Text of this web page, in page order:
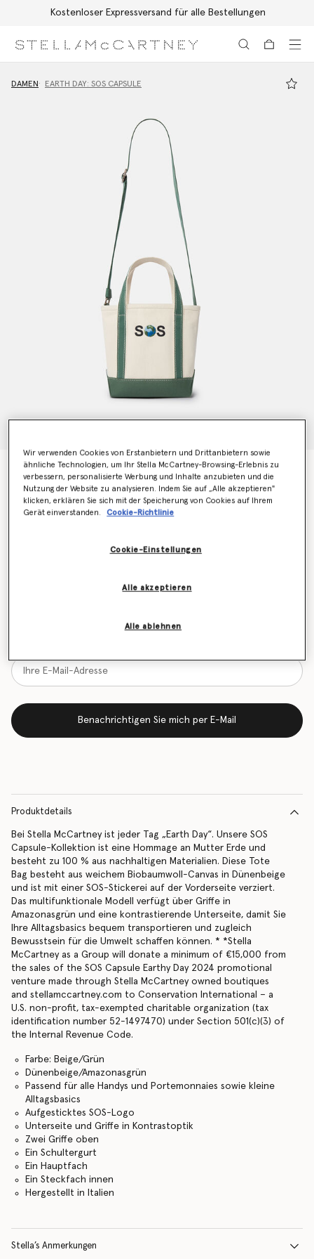
Kostenloser Expressversand für alle Bestellungen
DAMEN EARTH DAY: SOS CAPSULE
SOS Embroidered Small Tote Bag
Preis reduziert von
€350.00bis€245.00
Benachrichtigen Sie mich per E-Mail, wenn das Modell wieder
Benachrichtigen Sie mich per E-Mail
Produktdetails
Bei Stella McCartney ist jeder Tag „Earth Day“. Unsere SOS
Capsule-Kollektion ist eine Hommage an Mutter Erde und
besteht zu 100 % aus nachhaltigen Materialien. Diese Tote
Bag besteht aus weichem Biobaumwoll-Canvas in Dünenbeige
und ist mit einer SOS-Stickerei auf der Vorderseite verziert.
Das multifunktionale Modell verfügt über Griffe in
Amazonasgrün und eine kontrastierende Unterseite, damit Sie
Ihre Alltagsbasics bequem transportieren und zugleich
Bewusstsein für die Umwelt schaffen können. * *Stella
McCartney as a Group will donate a minimum of €15,000 from
the sales of the SOS Capsule Earthy Day 2024 promotional
venture made through Stella McCartney owned boutiques
and stellamccartney.com to Conservation International – a
U.S. non-profit, tax-exempted charitable organization (tax
identification number 52-1497470) under Section 501(c)(3) of
the Internal Revenue Code.
Farbe: Beige/Grün
Dünenbeige/Amazonasgrün
Passend für alle Handys und Portemonnaies sowie kleine
Alltagsbasics
Aufgesticktes SOS-Logo
Unterseite und Griffe in Kontrastoptik
Zwei Griffe oben
Ein Schultergurt
Ein Hauptfach
Ein Steckfach innen
Hergestellt in Italien
Stella’s Anmerkungen
Wir verwenden Cookies von Erstanbietern und Drittanbietern sowie
ähnliche Technologien, um Ihr Stella McCartney-Browsing-Erlebnis zu
verbessern, personalisierte Werbung und Inhalte anzubieten und die
Nutzung der Website zu analysieren. Indem Sie auf „Alle akzeptieren"
klicken, erklären Sie sich mit der Speicherung von Cookies auf Ihrem
Gerät einverstanden.
Cookie-Richtlinie
Cookie-Einstellungen
Alle ablehnen
Alle akzeptieren